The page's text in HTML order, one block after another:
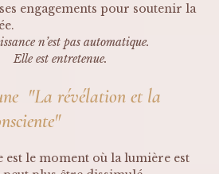
engagements pour soutenir la
n’est pas automatique.
Elle est entretenue.
"La révélation et la
est le moment où la lumière est